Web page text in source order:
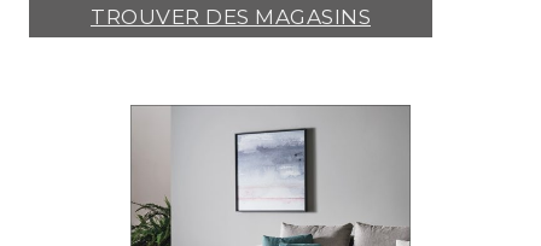
TROUVER DES MAGASINS